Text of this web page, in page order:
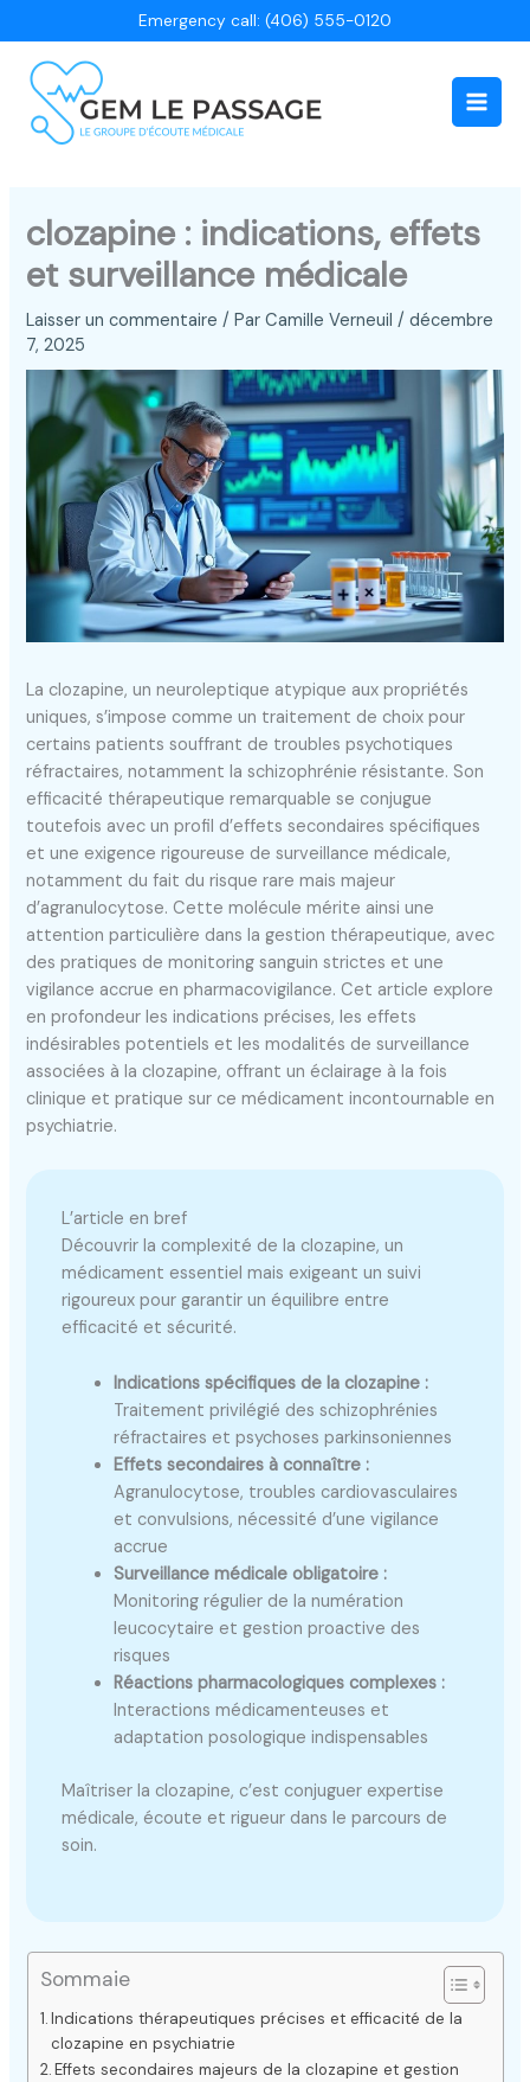
au
contenu
Emergency call: (406) 555-0120
Main
clozapine : indications, effets
et surveillance médicale
Laisser un commentaire / ParCamille Verneuil/décembre
7, 2025
La clozapine, un neuroleptique atypique aux propriétés
uniques, s’impose comme un traitement de choix pour
certains patients souffrant de troubles psychotiques
réfractaires, notamment la schizophrénie résistante. Son
efficacité thérapeutique remarquable se conjugue
toutefois avec un profil d’effets secondaires spécifiques
et une exigence rigoureuse de surveillance médicale,
notamment du fait du risque rare mais majeur
d’agranulocytose. Cette molécule mérite ainsi une
attention particulière dans la gestion thérapeutique, avec
des pratiques de monitoring sanguin strictes et une
vigilance accrue en pharmacovigilance. Cet article explore
en profondeur les indications précises, les effets
indésirables potentiels et les modalités de surveillance
associées à la clozapine, offrant un éclairage à la fois
clinique et pratique sur ce médicament incontournable en
psychiatrie.
L’article en bref
Découvrir la complexité de la clozapine, un
médicament essentiel mais exigeant un suivi
rigoureux pour garantir un équilibre entre
efficacité et sécurité.
Indications spécifiques de la clozapine :
Traitement privilégié des schizophrénies
réfractaires et psychoses parkinsoniennes
Effets secondaires à connaître :
Agranulocytose, troubles cardiovasculaires
et convulsions, nécessité d’une vigilance
accrue
Surveillance médicale obligatoire :
Monitoring régulier de la numération
leucocytaire et gestion proactive des
risques
Réactions pharmacologiques complexes :
Interactions médicamenteuses et
adaptation posologique indispensables
Maîtriser la clozapine, c’est conjuguer expertise
médicale, écoute et rigueur dans le parcours de
soin.
Sommaie
Indications thérapeutiques précises et efficacité de la
clozapine en psychiatrie
Effets secondaires majeurs de la clozapine et gestion